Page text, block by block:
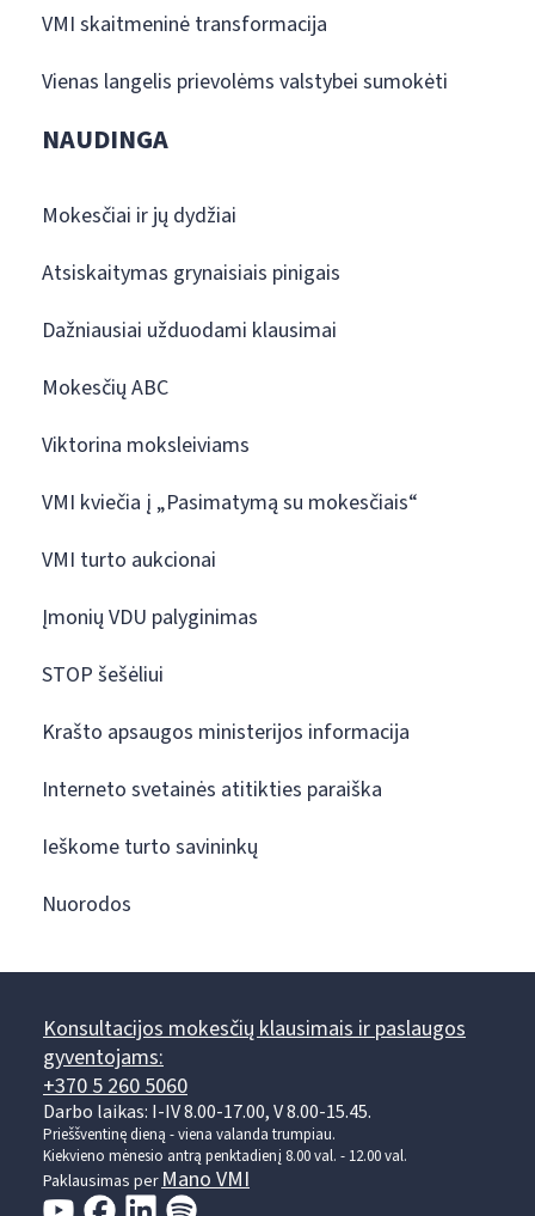
VMI skaitmeninė transformacija
Vienas langelis prievolėms valstybei sumokėti
NAUDINGA
Mokesčiai ir jų dydžiai
Atsiskaitymas grynaisiais pinigais
Dažniausiai užduodami klausimai
Mokesčių ABC
Viktorina moksleiviams
VMI kviečia į „Pasimatymą su mokesčiais“
VMI turto aukcionai
Įmonių VDU palyginimas
STOP šešėliui
Krašto apsaugos ministerijos informacija
Interneto svetainės atitikties paraiška
Ieškome turto savininkų
Nuorodos
Konsultacijos mokesčių klausimais ir paslaugos
gyventojams:
+370 5 260 5060
Darbo laikas: I-IV 8.00-17.00, V 8.00-15.45.
Prieššventinę dieną - viena valanda trumpiau.
Kiekvieno mėnesio antrą penktadienį 8.00 val. - 12.00 val.
Paklausimas per Mano VMI